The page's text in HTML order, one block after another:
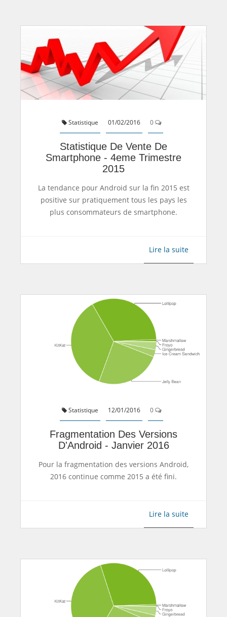
Statistique 01/02/2016 0
Statistique De Vente De
Smartphone - 4eme Trimestre
2015
La tendance pour Android sur la fin 2015 est
positive sur pratiquement tous les pays les
plus consommateurs de smartphone.
Lire la suite
Statistique 12/01/2016 0
Fragmentation Des Versions
D'Android - Janvier 2016
Pour la fragmentation des versions Android,
2016 continue comme 2015 a été fini.
Lire la suite